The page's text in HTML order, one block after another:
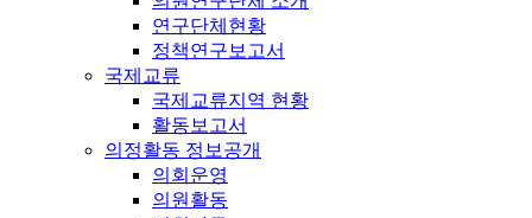
연구단체현황
정책연구보고서
국제교류
국제교류지역 현황
활동보고서
의정활동 정보공개
의회운영
의원활동